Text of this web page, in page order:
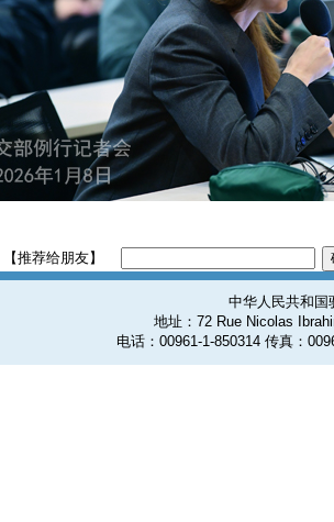
【推荐给朋友】
中华人民共和国
地址：72 Rue Nicolas
电话：00961-1-850314 传真：